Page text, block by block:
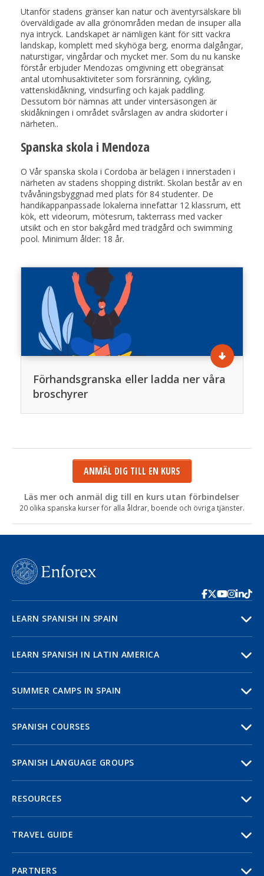
Utanför stadens gränser kan natur och äventyrsälskare bli
överväldigade av alla grönområden medan de insuper alla
nya intryck. Landskapet är nämligen känt för sitt vackra
landskap, komplett med skyhöga berg, enorma dalgångar,
naturstigar, vingårdar och mycket mer. Som du nu kanske
förstår erbjuder Mendozas omgivning ett obegränsat
antal utomhusaktiviteter som forsränning, cykling,
vattenskidåkning, vindsurfing och kajak paddling.
Dessutom bör nämnas att under vintersäsongen är
skidåkningen i området svårslagen av andra skidorter i
närheten..
Spanska skola i Mendoza
O Vår spanska skola i Cordoba är belägen i innerstaden i
närheten av stadens shopping distrikt. Skolan består av en
tvåvåningsbyggnad med plats för 84 studenter. De
handikappanpassade lokalerna innefattar 12 klassrum, ett
kök, ett videorum, mötesrum, takterrass med vacker
utsikt och en stor bakgård med trädgård och swimming
pool. Minimum ålder: 18 år.
Förhandsgranska eller ladda ner våra
broschyrer
ANMÄL DIG TILL EN KURS
Läs mer och anmäl dig till en kurs utan förbindelser
20 olika spanska kurser för alla åldrar, boende och övriga tjänster.
LEARN SPANISH IN SPAIN
LEARN SPANISH IN LATIN AMERICA
SUMMER CAMPS IN SPAIN
SPANISH COURSES
SPANISH LANGUAGE GROUPS
RESOURCES
TRAVEL GUIDE
PARTNERS